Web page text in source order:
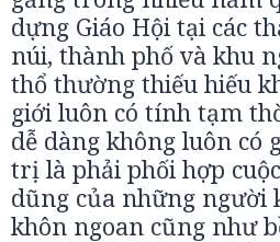
dựng Giáo Hội tại các
núi, thành phố và khu
thổ thường thiếu hiếu
giới luôn có tính tạm
dễ dàng không luôn có
trị là phải phối hợp
dũng của những người
khôn ngoan cũng như